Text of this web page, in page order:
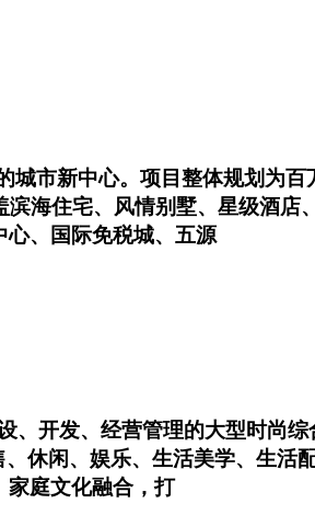
市新中心。项目整体规划为
海住宅、风情别墅、星级酒
心、国际免税城、五源
开发、经营管理的大型时尚
休闲、娱乐、生活美学、生
家庭文化融合，打